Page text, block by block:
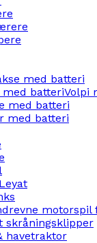
med batteri
med batteriVolpi
med batteri
med batteri
motorspil
skråningsklipper
havetraktor